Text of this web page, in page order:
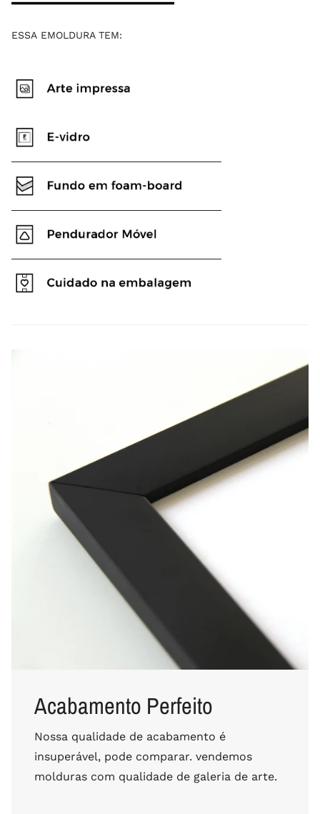
ESSA EMOLDURA TEM:
Acabamento Perfeito
Nossa qualidade de acabamento é
insuperável, pode comparar. vendemos
molduras com qualidade de galeria de arte.